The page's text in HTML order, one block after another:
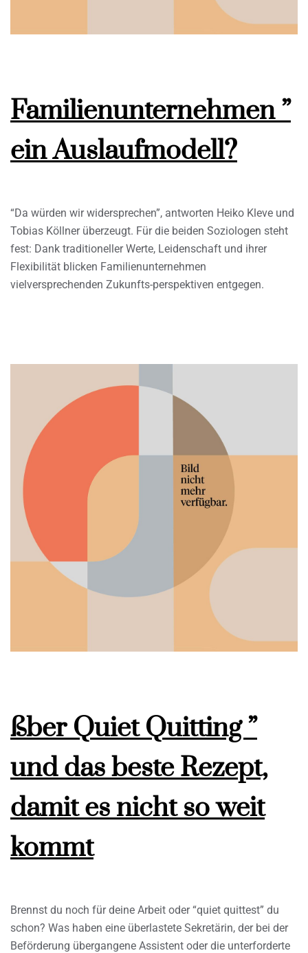
Familienunternehmen ”
ein Auslaufmodell?
“Da würden wir widersprechen”, antworten Heiko Kleve und
Tobias Köllner überzeugt. Für die beiden Soziologen steht
fest: Dank traditioneller Werte, Leidenschaft und ihrer
Flexibilität blicken Familienunternehmen
vielversprechenden Zukunfts-perspektiven entgegen.
ßber Quiet Quitting ”
und das beste Rezept,
damit es nicht so weit
kommt
Brennst du noch für deine Arbeit oder “quiet quittest” du
schon? Was haben eine überlastete Sekretärin, der bei der
Beförderung übergangene Assistent oder die unterforderte